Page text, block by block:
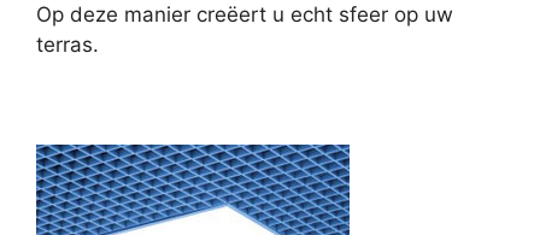
Op deze manier creëert u echt sfeer op uw
terras.